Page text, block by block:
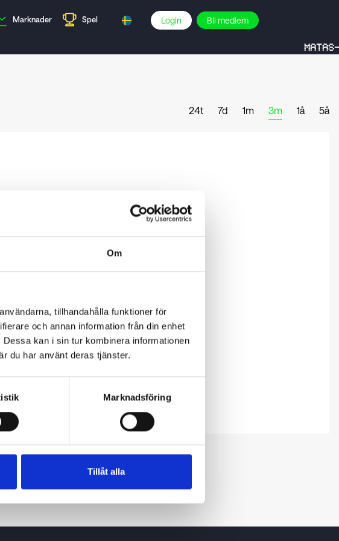
Om
tillhandahålla funktioner för
och annan information från din enhet
kan i sin tur kombinera informationen
du har använt deras tjänster.
Marknadsföring
Tillåt alla
Marknader Spel Login Bli medlem
MATAS-C
24t 7d 1m 3m 1å 5å